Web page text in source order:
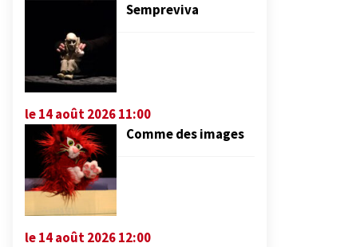
Sempreviva
le 14 août 2026 11:00
Comme des images
le 14 août 2026 12:00